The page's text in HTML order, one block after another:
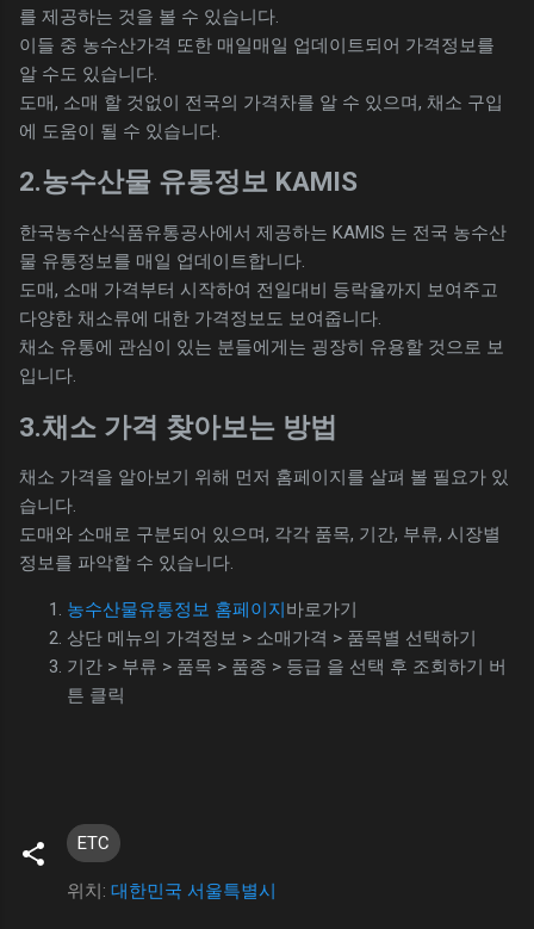
를 제공하는 것을 볼 수 있습니다.
이들 중 농수산가격 또한 매일매일 업데이트되어 가격정보를
알 수도 있습니다.
도매, 소매 할 것없이 전국의 가격차를 알 수 있으며, 채소 구입
에 도움이 될 수 있습니다.
2.농수산물 유통정보 KAMIS
한국농수산식품유통공사에서 제공하는 KAMIS 는 전국 농수산
물 유통정보를 매일 업데이트합니다.
도매, 소매 가격부터 시작하여 전일대비 등락율까지 보여주고
다양한 채소류에 대한 가격정보도 보여줍니다.
채소 유통에 관심이 있는 분들에게는 굉장히 유용할 것으로 보
입니다.
3.채소 가격 찾아보는 방법
채소 가격을 알아보기 위해 먼저 홈페이지를 살펴 볼 필요가 있
습니다.
도매와 소매로 구분되어 있으며, 각각 품목, 기간, 부류, 시장별
정보를 파악할 수 있습니다.
농수산물유통정보 홈페이지 바로가기
상단 메뉴의 가격정보 > 소매가격 > 품목별 선택하기
기간 > 부류 > 품목 > 품종 > 등급 을 선택 후 조회하기 버
튼 클릭
ETC
위치: 대한민국 서울특별시